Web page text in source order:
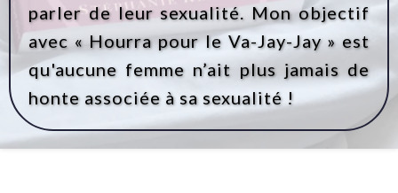
parler de leur sexualité. Mon objectif
avec « Hourra pour le Va-Jay-Jay » est
qu'aucune femme n’ait plus jamais de
honte associée à sa sexualité !